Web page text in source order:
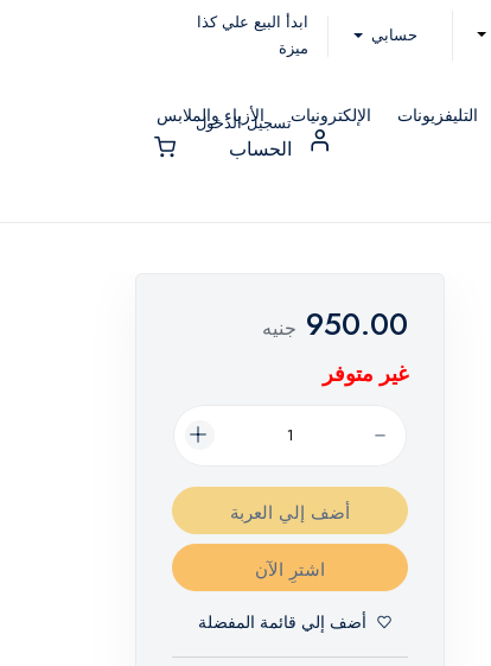
حسابي
ابدأ البيع علي كذا
ميزة
التليفزيونات الإلكترونيات الأزياء والملابس
تسجيل الدخول
الحساب
950.00 جنيه
غير متوفر
أضف إلي العربة
اشترِ الآن
أضف إلي قائمة المفضلة